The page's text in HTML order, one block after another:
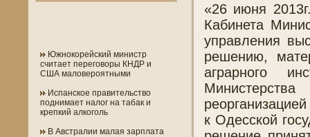
Южнокорейский министр
считает переговоры КНДР и
США маловероятными
Испанское правительство
поднимает налог на табак и
крепкий алкоголь
В Австралии малая зарплата
«26 июня
Кабинета
управления
решению,
аграрного
к Одесской